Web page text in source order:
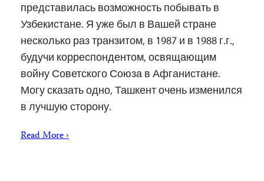
представилась возможность побывать в
Узбекистане. Я уже был в Вашей стране
несколько раз транзитом, в 1987 и в 1988 г.г.,
будучи корреспондентом, освящающим
войну Советского Союза в Афганистане.
Могу сказать одно, Ташкент очень изменился
в лучшую сторону.
Read More ›